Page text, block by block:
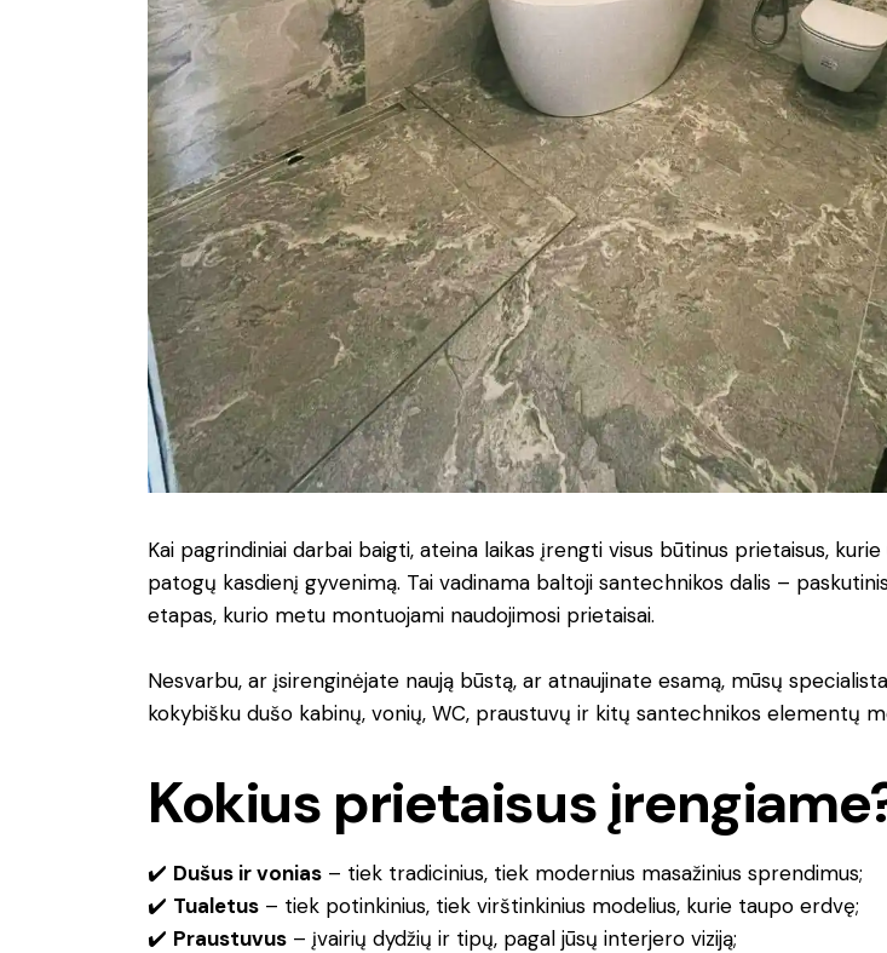
Kai pagrindiniai darbai baigti, ateina laikas įrengti visus būtinus prietaisus,
patogų kasdienį gyvenimą. Tai vadinama baltoji santechnikos dalis –
etapas, kurio metu montuojami naudojimosi prietaisai.
Nesvarbu, ar įsirenginėjate naują būstą, ar atnaujinate esamą, mūsų
kokybišku dušo kabinų, vonių, WC, praustuvų ir kitų santechnikos elementų
Kokius prietaisus
✔️ Dušus ir vonias – tiek tradicinius, tiek modernius masažinius sprendimus;
✔️ Tualetus – tiek potinkinius, tiek virštinkinius modelius, kurie taupo erdvę;
✔️ Praustuvus – įvairių dydžių ir tipų, pagal jūsų interjero viziją;